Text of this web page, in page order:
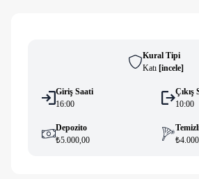
Kural Tipi
Katı [i̇ncele]
Giriş Saati
16:00
Çıkış
10:00
Depozito
₺5.000,00